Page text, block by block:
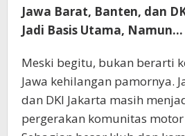
Jawa Barat, Banten, dan
Jadi Basis Utama, Namun…
Meski begitu, bukan berarti
Jawa kehilangan pamornya.
dan DKI Jakarta masih
pergerakan komunitas